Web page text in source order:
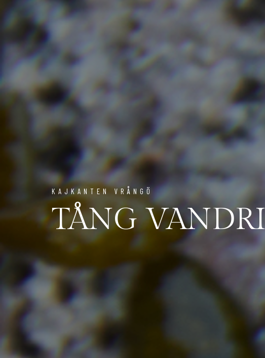
KAJKANTEN VRÅNGÖ
TÅNG